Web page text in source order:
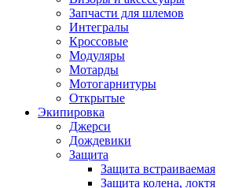
Запчасти для шлемов
Интегралы
Кроссовые
Модуляры
Мотарды
Мотогарнитуры
Открытые
Экипировка
Джерси
Дождевики
Защита
Защита встраиваемая
Защита колена, локтя